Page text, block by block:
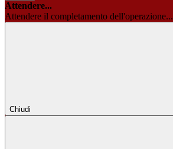
Attendere...
Attendere il completamento dell'operazione...
Chiudi